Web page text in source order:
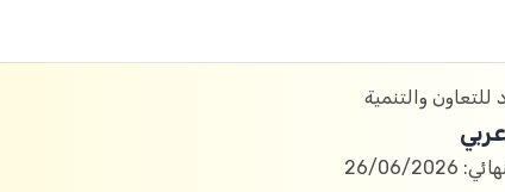
والتنمية
06/2026